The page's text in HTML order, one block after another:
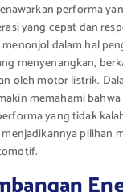
performa
yang cepat dan
dalam hal
menyenangkan,
oleh motor listrik.
memahami
yang tidak
pilihan